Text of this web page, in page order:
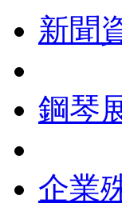
新聞
鋼琴
企業